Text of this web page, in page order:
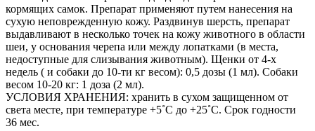
кормящих самок. Препарат применяют путем нанесения на
сухую неповрежденную кожу. Раздвинув шерсть, препарат
выдавливают в несколько точек на кожу животного в области
шеи, у основания черепа или между лопатками (в места,
недоступные для слизывания животным). Щенки от 4-х
недель ( и собаки до 10-ти кг весом): 0,5 дозы (1 мл). Собаки
весом 10-20 кг: 1 доза (2 мл).
УСЛОВИЯ ХРАНЕНИЯ: хранить в сухом защищенном от
света месте, при температуре +5˚С до +25˚С. Срок годности
36 мес.